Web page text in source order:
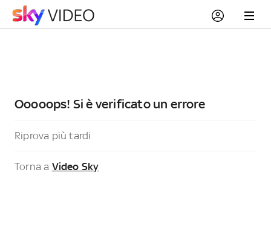
Ooooops! Si è verificato un errore
Riprova più tardi
Torna a Video Sky